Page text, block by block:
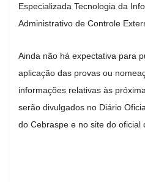
Especializada Tecnologia da
Administrativo de Controle
Ainda não há expectativa para
aplicação das provas ou
informações relativas às
serão divulgados no Diário
do Cebraspe e no site do oficial